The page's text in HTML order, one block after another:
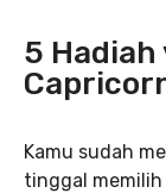
5
Kamu sudah
tinggal